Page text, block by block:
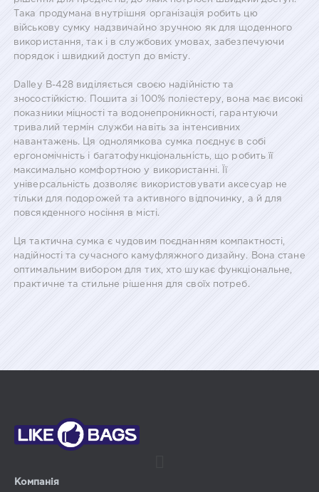
Така продумана внутрішня організація робить цю
військову сумку надзвичайно зручною як для щоденного
використання, так і в службових умовах, забезпечуючи
порядок і швидкий доступ до вмісту.
Dalley B-428 виділяється своєю надійністю та
зносостійкістю. Пошита зі 100% поліестеру, вона має високі
показники міцності та водонепроникності, гарантуючи
тривалий термін служби навіть за інтенсивних
навантажень. Ця однолямкова сумка поєднує в собі
ергономічність і багатофункціональність, що робить її
максимально комфортною у використанні. Її
універсальність дозволяє використовувати аксесуар не
тільки для подорожей та активного відпочинку, а й для
повсякденного носіння в місті.
Ця тактична сумка є чудовим поєднанням компактності,
надійності та сучасного камуфляжного дизайну. Вона стане
оптимальним вибором для тих, хто шукає функціональне,
практичне та стильне рішення для своїх потреб.
Компанія